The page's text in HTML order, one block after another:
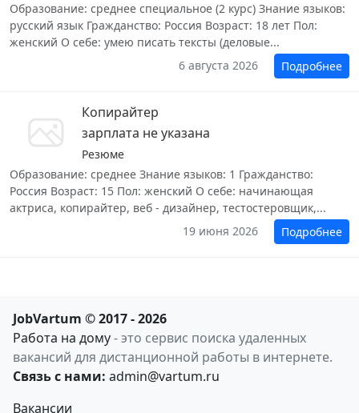
Образование: среднее специальное (2 курс) Знание языков:
русский язык Гражданство: Россия Возраст: 18 лет Пол:
женский О себе: умею писать тексты (деловые...
6 августа 2026
Подробнее
Копирайтер
зарплата не указана
Резюме
Образование: среднее Знание языков: 1 Гражданство:
Россия Возраст: 15 Пол: женский О себе: начинающая
актриса, копирайтер, веб - дизайнер, тестостеровщик,...
19 июня 2026
Подробнее
JobVartum © 2017 - 2026
Работа на дому- это сервис поиска удаленных
вакансий для дистанционной работы в интернете.
Связь с нами: admin@vartum.ru
Вакансии